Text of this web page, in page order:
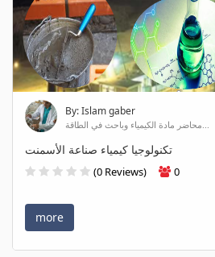
By: Islam gaber
محاضر مادة الكيمياء وباحث في الطاقة...
تكنولوجيا كيمياء صناعة الأسمنت
(0 Reviews) 0
more